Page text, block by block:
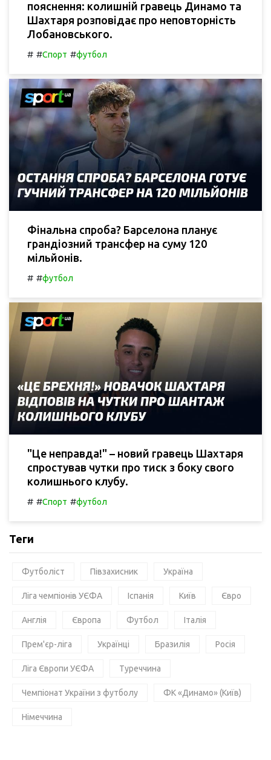
пояснення: колишній гравець Динамо та
Шахтаря розповідає про неповторність
Лобановського.
# #Спорт #футбол
Фінальна спроба? Барселона планує
грандіозний трансфер на суму 120
мільйонів.
# #футбол
"Це неправда!" – новий гравець Шахтаря
спростував чутки про тиск з боку свого
колишнього клубу.
# #Спорт #футбол
Теги
Футболіст Півзахисник Україна
Ліга чемпіонів УЄФА Іспанія Київ Євро
Англія Європа Футбол Італія
Прем'єр-ліга Українці Бразилія Росія
Ліга Європи УЄФА Туреччина
Чемпіонат України з футболу ФК «Динамо» (Київ)
Німеччина